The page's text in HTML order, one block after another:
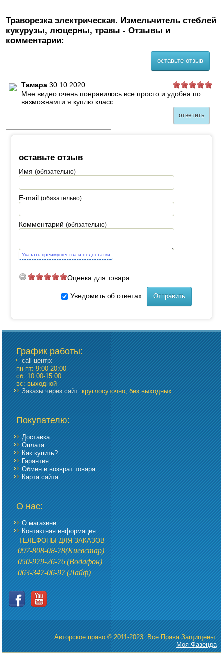
Траворезка электрическая. Измельчитель стеблей
кукурузы, люцерны, травы - Отзывы и
комментарии:
оставьте отзыв
Тамара 30.10.2020
Мне видео очень понравилось все просто и удобна по
вазможнамти я куплю.класс
ответить
оставьте отзыв
Имя(обязательно)
E-mail(обязательно)
Комментарий(обязательно)
Указать преимущества и недостатки
Оценка для товара
Уведомить об ответах
График работы:
call-центр:
пн-пт: 9:00-20:00
сб: 10:00-15:00
вс: выходной
Заказы через сайт:круглосуточно, без выходных
Покупателю:
Доставка
Оплата
Как купить?
Гарантия
Обмен и возврат товара
Карта сайта
О нас:
О магазине
Контактная информация
ТЕЛЕФОНЫ ДЛЯ ЗАКАЗОВ
097-808-08-78(Киевстар)
050-979-26-76(Водафон)
063-347-06-97(Лайф)
Авторское право © 2011-2023. Все Права Защищены.
Моя Фазенда